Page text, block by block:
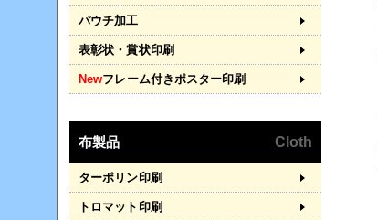
パウチ加工
表彰状・賞状印刷
Newフレーム付きポスター印刷
布製品 Cloth
ターポリン印刷
トロマット印刷